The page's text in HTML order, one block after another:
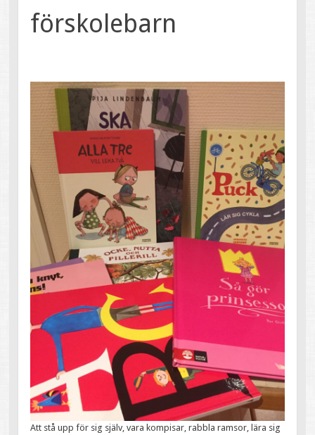
förskolebarn
Att stå upp för sig själv, vara kompisar, rabbla ramsor, lära sig